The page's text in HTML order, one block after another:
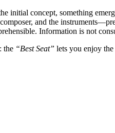
initial concept, something
and the
Information is not
the “Best Seat” lets you enjoy